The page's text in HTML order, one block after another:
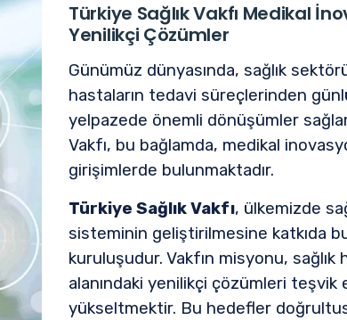
Türkiye Sağlık Vakfı Medikal
Yenilikçi Çözümler
Günümüz dünyasında, sağlık
hastaların tedavi süreçlerinden
yelpazede önemli dönüşümler
Vakfı, bu bağlamda, medikal
girişimlerde bulunmaktadır.
Türkiye Sağlık Vakfı, ülkemizde
sisteminin geliştirilmesine katkıda
kuruluşudur. Vakfın misyonu,
alanındaki yenilikçi çözümleri
yükseltmektir. Bu hedefler